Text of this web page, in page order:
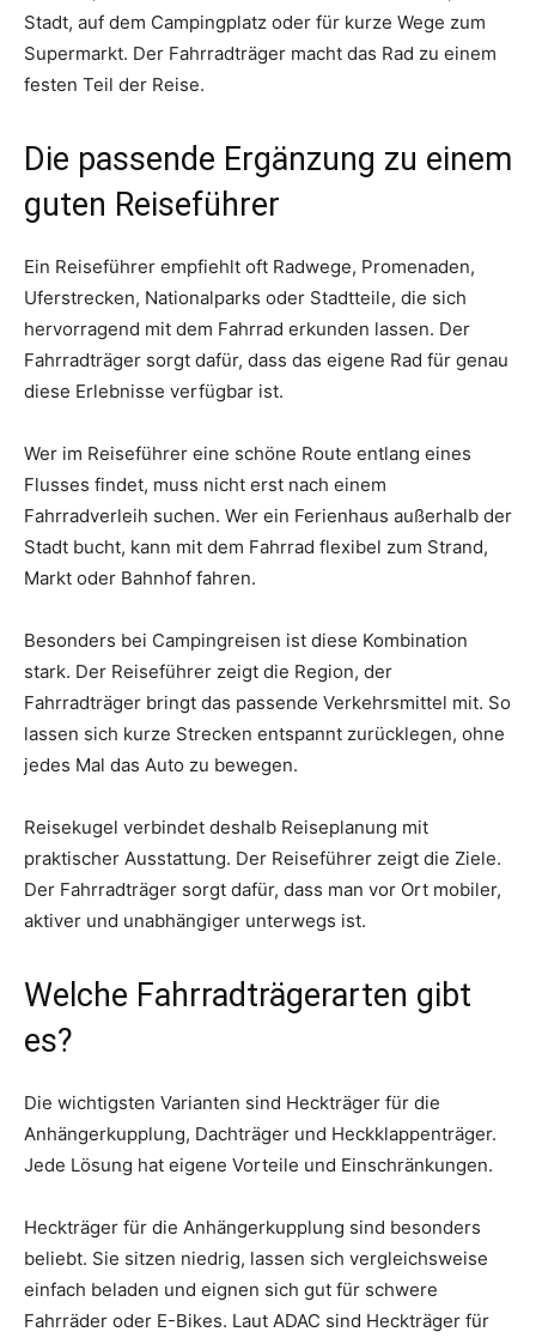
Stadt, auf dem Campingplatz oder für kurze Wege zum
Supermarkt. Der Fahrradträger macht das Rad zu einem
festen Teil der Reise.
Die passende Ergänzung zu einem
guten Reiseführer
Ein Reiseführer empfiehlt oft Radwege, Promenaden,
Uferstrecken, Nationalparks oder Stadtteile, die sich
hervorragend mit dem Fahrrad erkunden lassen. Der
Fahrradträger sorgt dafür, dass das eigene Rad für genau
diese Erlebnisse verfügbar ist.
Wer im Reiseführer eine schöne Route entlang eines
Flusses findet, muss nicht erst nach einem
Fahrradverleih suchen. Wer ein Ferienhaus außerhalb der
Stadt bucht, kann mit dem Fahrrad flexibel zum Strand,
Markt oder Bahnhof fahren.
Besonders bei Campingreisen ist diese Kombination
stark. Der Reiseführer zeigt die Region, der
Fahrradträger bringt das passende Verkehrsmittel mit. So
lassen sich kurze Strecken entspannt zurücklegen, ohne
jedes Mal das Auto zu bewegen.
Reisekugel verbindet deshalb Reiseplanung mit
praktischer Ausstattung. Der Reiseführer zeigt die Ziele.
Der Fahrradträger sorgt dafür, dass man vor Ort mobiler,
aktiver und unabhängiger unterwegs ist.
Welche Fahrradträgerarten gibt
es?
Die wichtigsten Varianten sind Heckträger für die
Anhängerkupplung, Dachträger und Heckklappenträger.
Jede Lösung hat eigene Vorteile und Einschränkungen.
Heckträger für die Anhängerkupplung sind besonders
beliebt. Sie sitzen niedrig, lassen sich vergleichsweise
einfach beladen und eignen sich gut für schwere
Fahrräder oder E-Bikes. Laut ADAC sind Heckträger für